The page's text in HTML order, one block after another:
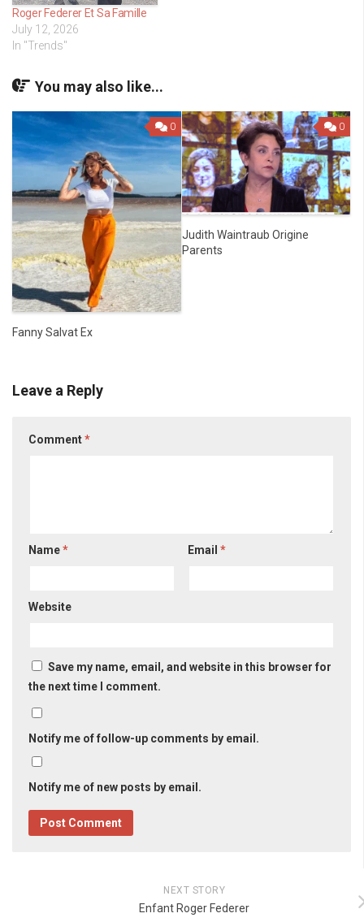
Roger Federer Et Sa Famille
July 12, 2026
In "Trends"
You may also like...
0
Fanny Salvat Ex
0
Judith Waintraub Origine
Parents
Leave a Reply
Comment*
Name* Email*
Website
Save my name, email, and website in this browser for
the next time I comment.
Notify me of follow-up comments by email.
Notify me of new posts by email.
NEXT STORY
Enfant Roger Federer